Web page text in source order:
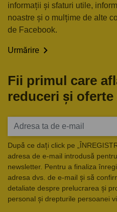
informații și sfaturi utile,
noastre și o mulțime de alte
de Facebook.
Urmărire 
Fii primul care
reduceri și oferte
După ce dați click pe
adresa de e-mail introdusă
newsletter. Pentru a finaliza
adresa dvs. de e-mail și să
detaliate despre prelucrarea și
personal și drepturile persoanei